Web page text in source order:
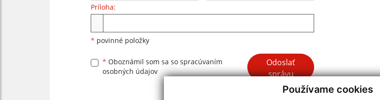
Používame cookies
Príloha:
* povinné položky
* Oboznámil som sa so spracúvaním
osobných údajov
Google reCaptcha Response
Odoslať
správu